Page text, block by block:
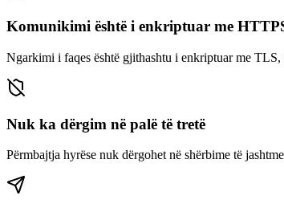
Komunikimi është i enkriptuar me
Ngarkimi i faqes është gjithashtu i enkriptuar me
Nuk ka dërgim në palë të tretë
Përmbajtja hyrëse nuk dërgohet në shërbime të